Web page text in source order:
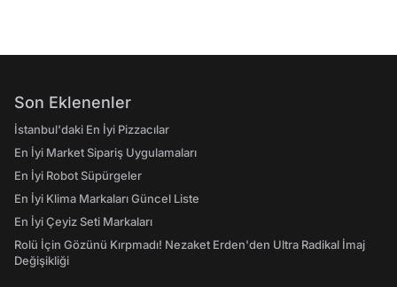
Son Eklenenler
İstanbul'daki En İyi Pizzacılar
En İyi Market Sipariş Uygulamaları
En İyi Robot Süpürgeler
En İyi Klima Markaları Güncel Liste
En İyi Çeyiz Seti Markaları
Rolü İçin Gözünü Kırpmadı! Nezaket Erden'den Ultra Radikal İmaj
Değişikliği